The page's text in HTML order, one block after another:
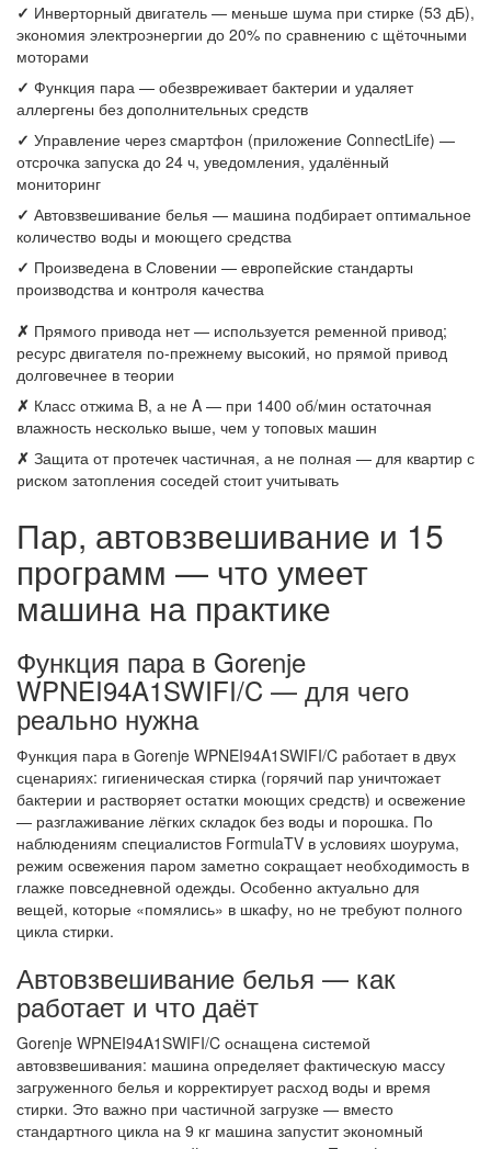
✓ Инверторный двигатель — меньше шума при стирке (53 дБ),
экономия электроэнергии до 20% по сравнению с щёточными
моторами
✓ Функция пара — обезвреживает бактерии и удаляет
аллергены без дополнительных средств
✓ Управление через смартфон (приложение ConnectLife) —
отсрочка запуска до 24 ч, уведомления, удалённый
мониторинг
✓ Автовзвешивание белья — машина подбирает оптимальное
количество воды и моющего средства
✓ Произведена в Словении — европейские стандарты
производства и контроля качества
✗ Прямого привода нет — используется ременной привод;
ресурс двигателя по-прежнему высокий, но прямой привод
долговечнее в теории
✗ Класс отжима B, а не A — при 1400 об/мин остаточная
влажность несколько выше, чем у топовых машин
✗ Защита от протечек частичная, а не полная — для квартир с
риском затопления соседей стоит учитывать
Пар, автовзвешивание и 15
программ — что умеет
машина на практике
Функция пара в Gorenje
WPNEI94A1SWIFI/C — для чего
реально нужна
Функция пара в Gorenje WPNEI94A1SWIFI/C работает в двух
сценариях: гигиеническая стирка (горячий пар уничтожает
бактерии и растворяет остатки моющих средств) и освежение
— разглаживание лёгких складок без воды и порошка. По
наблюдениям специалистов FormulaTV в условиях шоурума,
режим освежения паром заметно сокращает необходимость в
глажке повседневной одежды. Особенно актуально для
вещей, которые «помялись» в шкафу, но не требуют полного
цикла стирки.
Автовзвешивание белья — как
работает и что даёт
Gorenje WPNEI94A1SWIFI/C оснащена системой
автовзвешивания: машина определяет фактическую массу
загруженного белья и корректирует расход воды и время
стирки. Это важно при частичной загрузке — вместо
стандартного цикла на 9 кг машина запустит экономный